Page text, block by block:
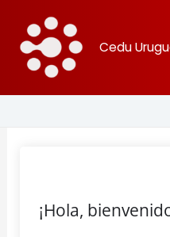
contenido
Cedu
¡Hola,